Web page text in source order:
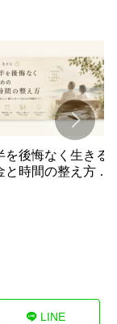
を後悔なく生きる
と時間の整え方 第
LINE